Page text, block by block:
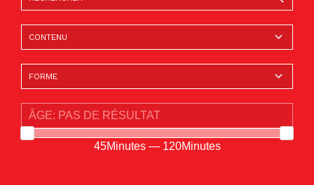
45Minutes — 120Minutes